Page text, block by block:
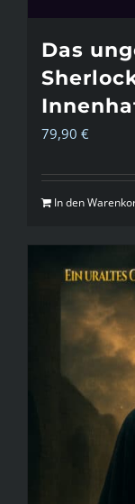
Das
79,90 €
In den